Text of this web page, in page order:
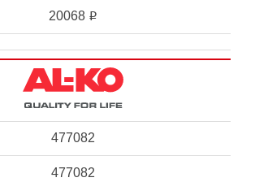
20068 i
477082
477082